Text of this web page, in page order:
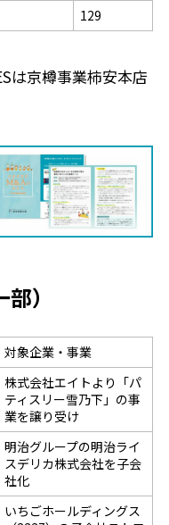
129
は京樽事業柿安本店
）
対象企業・事業
株式会社エイトより「パ
ティスリー雪乃下」の事
業を譲り受け
明治グループの明治ライ
スデリカ株式会社を子会
社化
いちごホールディングス